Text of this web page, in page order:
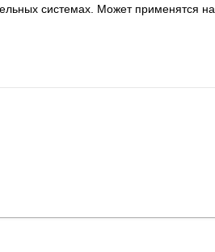
системах. Может применятся на